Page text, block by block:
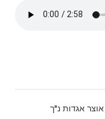
Posted
אוצר אגדות נ"ך